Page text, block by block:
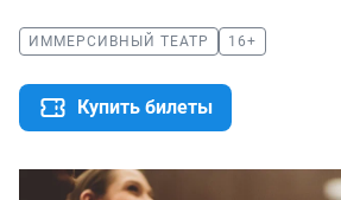
ИММЕРСИВНЫЙ ТЕАТР 16+
Купить билеты